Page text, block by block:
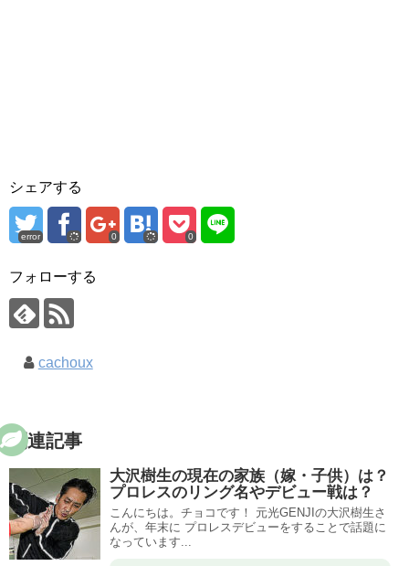
シェアする
error 0 0
フォローする
cachoux
関連記事
大沢樹生の現在の家族（嫁・子供）は？
プロレスのリング名やデビュー戦は？
こんにちは。チョコです！ 元光GENJIの大沢樹生さ
んが、年末に プロレスデビューをすることで話題に
なっています...